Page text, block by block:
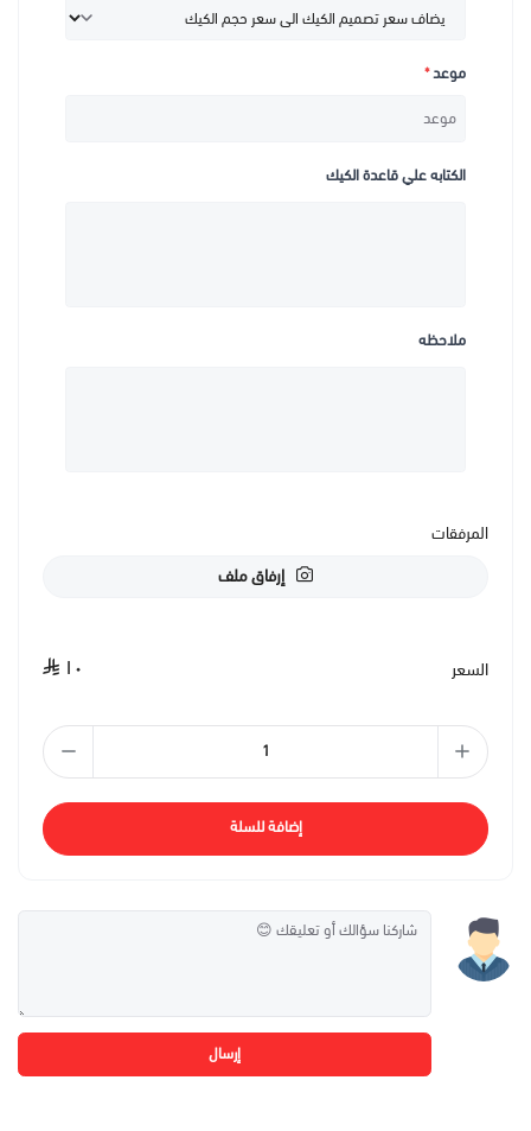
موعد*
الكتابه علي قاعدة الكيك
ملاحظه
المرفقات
إرفاق ملف
السعر ١٠
إضافة للسلة
إرسال